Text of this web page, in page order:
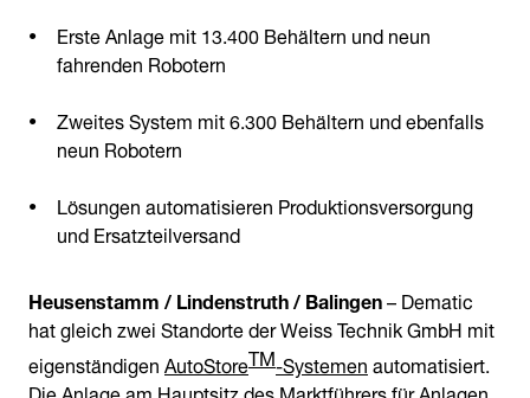
Erste Anlage mit 13.400 Behältern und neun
fahrenden Robotern
Zweites System mit 6.300 Behältern und ebenfalls
neun Robotern
Lösungen automatisieren Produktionsversorgung
und Ersatzteilversand
Heusenstamm / Lindenstruth / Balingen– Dematic
hat gleich zwei Standorte der Weiss Technik GmbH mit
eigenständigenAutoStoreTM-Systemenautomatisiert.